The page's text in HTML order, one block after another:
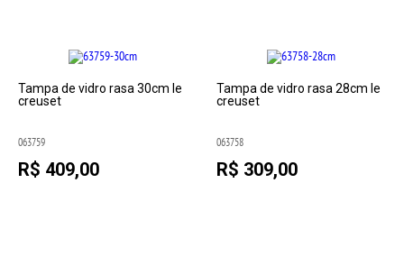
Tampa de vidro rasa 30cm le
creuset
063759
R$ 409,00
Tampa de vidro rasa 28cm le
creuset
063758
R$ 309,00